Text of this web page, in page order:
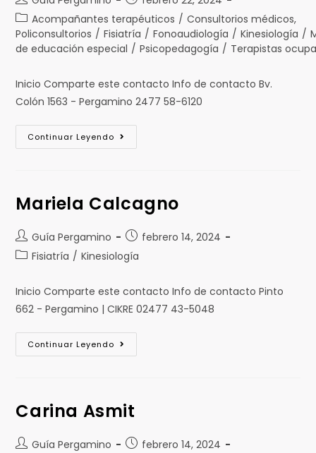
Acompañantes terapéuticos / Consultorios médicos,
Policonsultorios / Fisiatría / Fonoaudiología / Kinesiología /
de educación especial / Psicopedagogía / Terapistas
Inicio Comparte este contacto Info de contacto Bv.
Colón 1563 - Pergamino 2477 58-6120
Continuar Leyendo
Mariela Calcagno
Guía Pergamino
febrero 14, 2024
Fisiatría / Kinesiología
Inicio Comparte este contacto Info de contacto Pinto
662 - Pergamino | CIKRE 02477 43-5048
Continuar Leyendo
Carina Asmit
Guía Pergamino
febrero 14, 2024